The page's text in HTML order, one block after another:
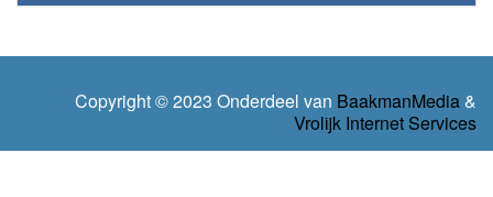
Copyright © 2023 Onderdeel van BaakmanMedia&
Vrolijk Internet Services